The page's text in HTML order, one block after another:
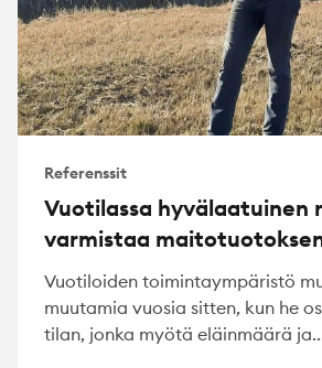
Referenssit
Vuotilassa hyvälaatuinen
varmistaa
Vuotiloiden toimintaympäristö
muutamia vuosia sitten, kun he
tilan, jonka myötä eläinmäärä